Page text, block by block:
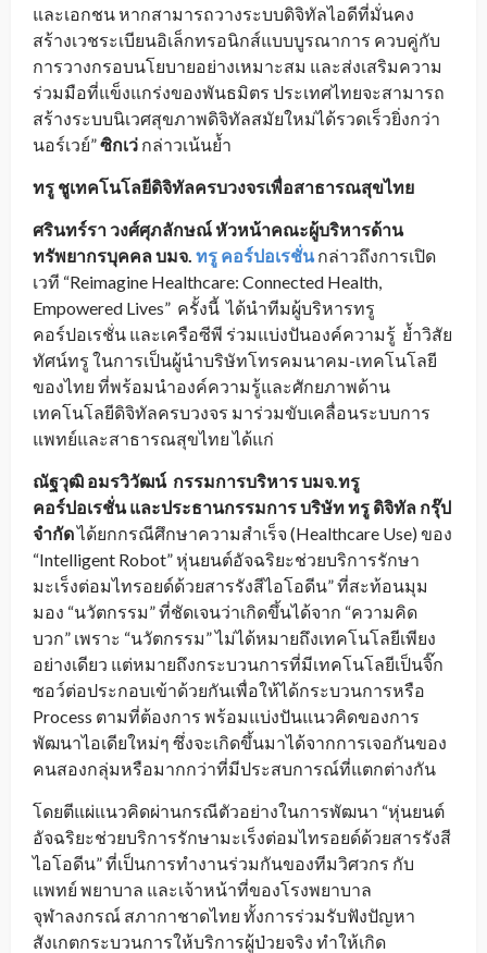
และเอกชน หากสามารถวางระบบดิจิทัลไอดีที่มั่นคง
สร้างเวชระเบียนอิเล็กทรอนิกส์แบบบูรณาการ ควบคู่กับ
การวางกรอบนโยบายอย่างเหมาะสม และส่งเสริมความ
ร่วมมือที่แข็งแกร่งของพันธมิตร ประเทศไทยจะสามารถ
สร้างระบบนิเวศสุขภาพดิจิทัลสมัยใหม่ได้รวดเร็วยิ่งกว่า
นอร์เวย์”ซิกเว่ กล่าวเน้นย้ำ
ทรู ชูเทคโนโลยีดิจิทัลครบวงจรเพื่อสาธารณสุขไทย
ศรินทร์รา วงศ์ศุภลักษณ์ หัวหน้าคณะผู้บริหารด้าน
ทรัพยากรบุคคล บมจ. ทรู คอร์ปอเรชั่นกล่าวถึงการเปิด
เวที “Reimagine Healthcare: Connected Health,
Empowered Lives” ครั้งนี้ ได้นำทีมผู้บริหารทรู
คอร์ปอเรชั่น และเครือซีพี ร่วมแบ่งปันองค์ความรู้ ย้ำวิสัย
ทัศน์ทรู ในการเป็นผู้นำบริษัทโทรคมนาคม-เทคโนโลยี
ของไทย ที่พร้อมนำองค์ความรู้และศักยภาพด้าน
เทคโนโลยีดิจิทัลครบวงจร มาร่วมขับเคลื่อนระบบการ
แพทย์และสาธารณสุขไทย ได้แก่
ณัฐวุฒิ อมรวิวัฒน์ กรรมการบริหาร บมจ.ทรู
คอร์ปอเรชั่น และประธานกรรมการ บริษัท ทรู ดิจิทัล กรุ๊ป
จำกัดได้ยกกรณีศึกษาความสำเร็จ (Healthcare Use) ของ
“Intelligent Robot” หุ่นยนต์อัจฉริยะช่วยบริการรักษา
มะเร็งต่อมไทรอยด์ด้วยสารรังสีไอโอดีน” ที่สะท้อนมุม
มอง “นวัตกรรม” ที่ชัดเจนว่าเกิดขึ้นได้จาก “ความคิด
บวก” เพราะ “นวัตกรรม” ไม่ได้หมายถึงเทคโนโลยีเพียง
อย่างเดียว แต่หมายถึงกระบวนการที่มีเทคโนโลยีเป็นจิ๊ก
ซอว์ต่อประกอบเข้าด้วยกันเพื่อให้ได้กระบวนการหรือ
Process ตามที่ต้องการ พร้อมแบ่งปันแนวคิดของการ
พัฒนาไอเดียใหม่ๆ ซึ่งจะเกิดขึ้นมาได้จากการเจอกันของ
คนสองกลุ่มหรือมากกว่าที่มีประสบการณ์ที่แตกต่างกัน
โดยตีแผ่แนวคิดผ่านกรณีตัวอย่างในการพัฒนา “หุ่นยนต์
อัจฉริยะช่วยบริการรักษามะเร็งต่อมไทรอยด์ด้วยสารรังสี
ไอโอดีน” ที่เป็นการทำงานร่วมกันของทีมวิศวกร กับ
แพทย์ พยาบาล และเจ้าหน้าที่ของโรงพยาบาล
จุฬาลงกรณ์ สภากาชาดไทย ทั้งการร่วมรับฟังปัญหา
สังเกตกระบวนการให้บริการผู้ป่วยจริง ทำให้เกิด